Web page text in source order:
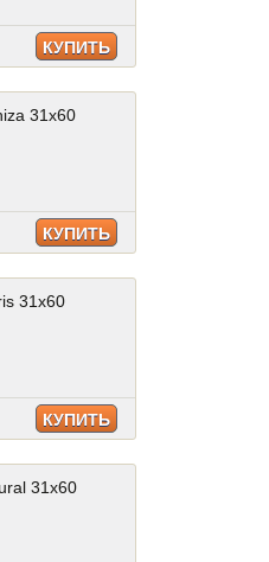
КУПИТЬ
31x60
КУПИТЬ
31x60
КУПИТЬ
31x60